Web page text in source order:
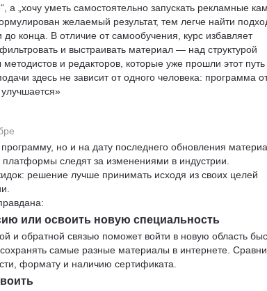
а „хочу уметь самостоятельно запускать рекламные
желаемый результат, тем легче найти
конца. В отличие от самообучения, курс избавляет
и выстраивать материал — над структурой
и редакторов, которые уже прошли этот путь
здесь не зависит от одного человека: программа
но и на дату последнего обновления
следят за изменениями в индустрии.
решение лучше принимать исходя из своих целей
или освоить новую специальность
и обратной связью поможет войти в новую область
самые разные материалы в интернете.
формату и наличию сертификата.